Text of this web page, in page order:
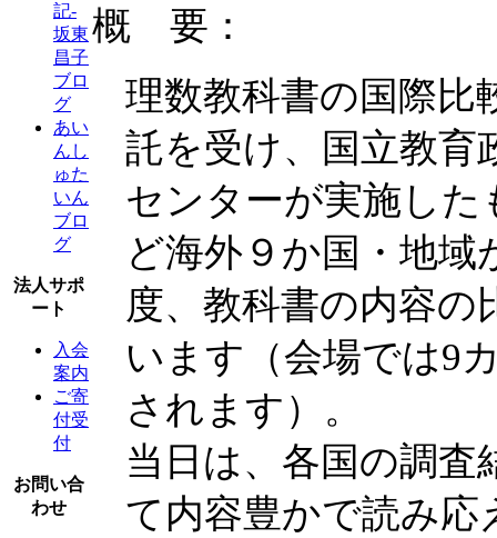
記-
坂東
昌子
ブロ
グ
あい
んし
ゅた
いん
ブロ
グ
法人サポ
ート
入会
案内
ご寄
付受
付
お問い合
わせ
概 要：
理数教科書の国際比
託を受け、国立教育
センターが実施し
ど海外９か国・地域
度、教科書の内容
います（会場では9
されます）。
当日は、各国の調査
て内容豊かで読み応